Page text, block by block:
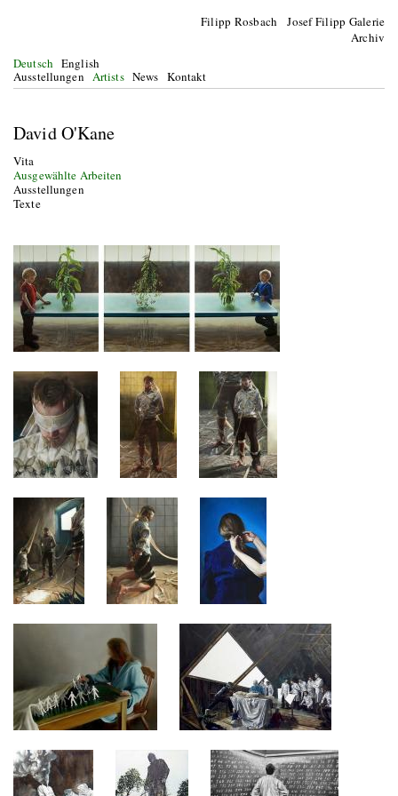
Filipp Rosbach Josef Filipp Galerie
Archiv
Deutsch English
Ausstellungen Artists News Kontakt
David O'Kane
Vita
Ausgewählte Arbeiten
Ausstellungen
Texte